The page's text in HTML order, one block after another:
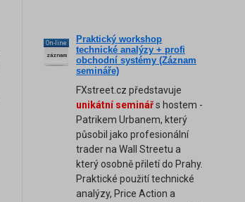
On-line
záznam
Praktický workshop
technické analýzy + profi
obchodní systémy (Záznam
semináře)
FXstreet.cz představuje
unikátní seminářs hostem -
Patrikem Urbanem, který
působil jako profesionální
trader na Wall Streetu a
který osobně přiletí do Prahy.
Praktické použití technické
analýzy, Price Action a